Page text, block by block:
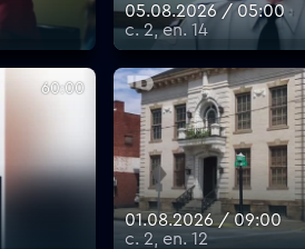
05.08.2026 / 05:00
с. 2, еп. 14
60:00
01.08.2026 / 09:00
с. 2, еп. 12